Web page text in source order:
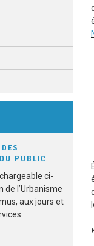
PUBLIC
ci-
de l’Urbanisme
aux jours et